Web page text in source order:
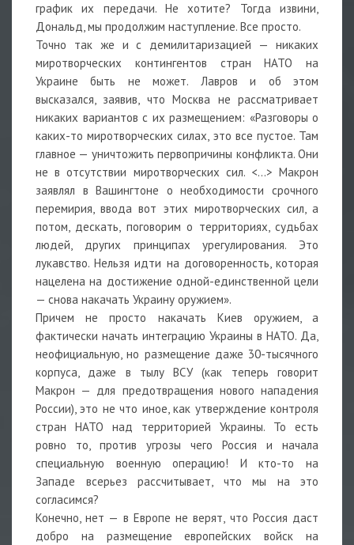
график их передачи. Не хотите? Тогда извини,
Дональд, мы продолжим наступление. Все просто.
Точно так же и с демилитаризацией — никаких
миротворческих контингентов стран НАТО на
Украине быть не может. Лавров и об этом
высказался, заявив, что Москва не рассматривает
никаких вариантов с их размещением: «Разговоры о
каких-то миротворческих силах, это все пустое. Там
главное — уничтожить первопричины конфликта. Они
не в отсутствии миротворческих сил. <…> Макрон
заявлял в Вашингтоне о необходимости срочного
перемирия, ввода вот этих миротворческих сил, а
потом, дескать, поговорим о территориях, судьбах
людей, других принципах урегулирования. Это
лукавство. Нельзя идти на договоренность, которая
нацелена на достижение одной-единственной цели
— снова накачать Украину оружием».
Причем не просто накачать Киев оружием, а
фактически начать интеграцию Украины в НАТО. Да,
неофициальную, но размещение даже 30-тысячного
корпуса, даже в тылу ВСУ (как теперь говорит
Макрон — для предотвращения нового нападения
России), это не что иное, как утверждение контроля
стран НАТО над территорией Украины. То есть
ровно то, против угрозы чего Россия и начала
специальную военную операцию! И кто-то на
Западе всерьез рассчитывает, что мы на это
согласимся?
Конечно, нет — в Европе не верят, что Россия даст
добро на размещение европейских войск на